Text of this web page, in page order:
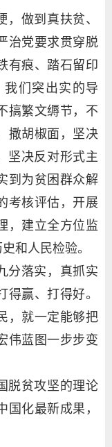
做到真扶贫、
治党要求贯穿脱
有痕、踏石留印
们突出实的导
搞繁文缛节，不
撒胡椒面，坚决
坚决反对形式主
到为贫困群众解
考核评估，开展
，建立全方位监
和人民检验。
分落实，真抓实
赢、打得好。
，就一定能够把
伟蓝图一步步变
脱贫攻坚的理论
化最新成果，